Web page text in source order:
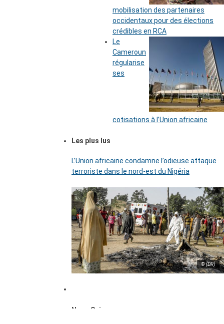
mobilisation des partenaires
occidentaux pour des élections
crédibles en RCA
Le
Cameroun
régularise
ses
cotisations à l’Union africaine
Les plus lus
L’Union africaine condamne l’odieuse attaque
terroriste dans le nord-est du Nigéria
© (DR)
Nous Suivre